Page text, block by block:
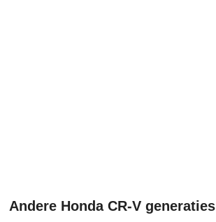
Andere Honda CR-V generaties